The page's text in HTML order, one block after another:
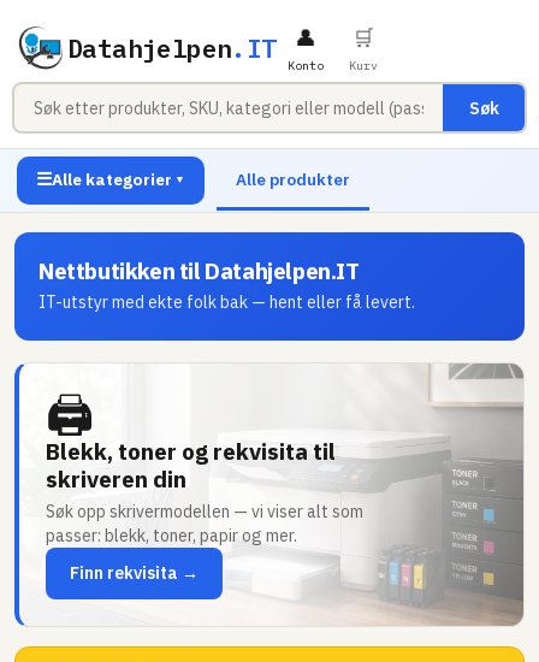
Datahjelpen.IT
Søk
👤
Konto
🛒
Kurv
☰Alle kategorier ▼ Alle produkter
Nettbutikken til Datahjelpen.IT
IT-utstyr med ekte folk bak — hent eller få levert.
🖨
Blekk, toner og rekvisita til
skriveren din
Søk opp skrivermodellen — vi viser alt som
passer: blekk, toner, papir og mer.
Finn rekvisita →